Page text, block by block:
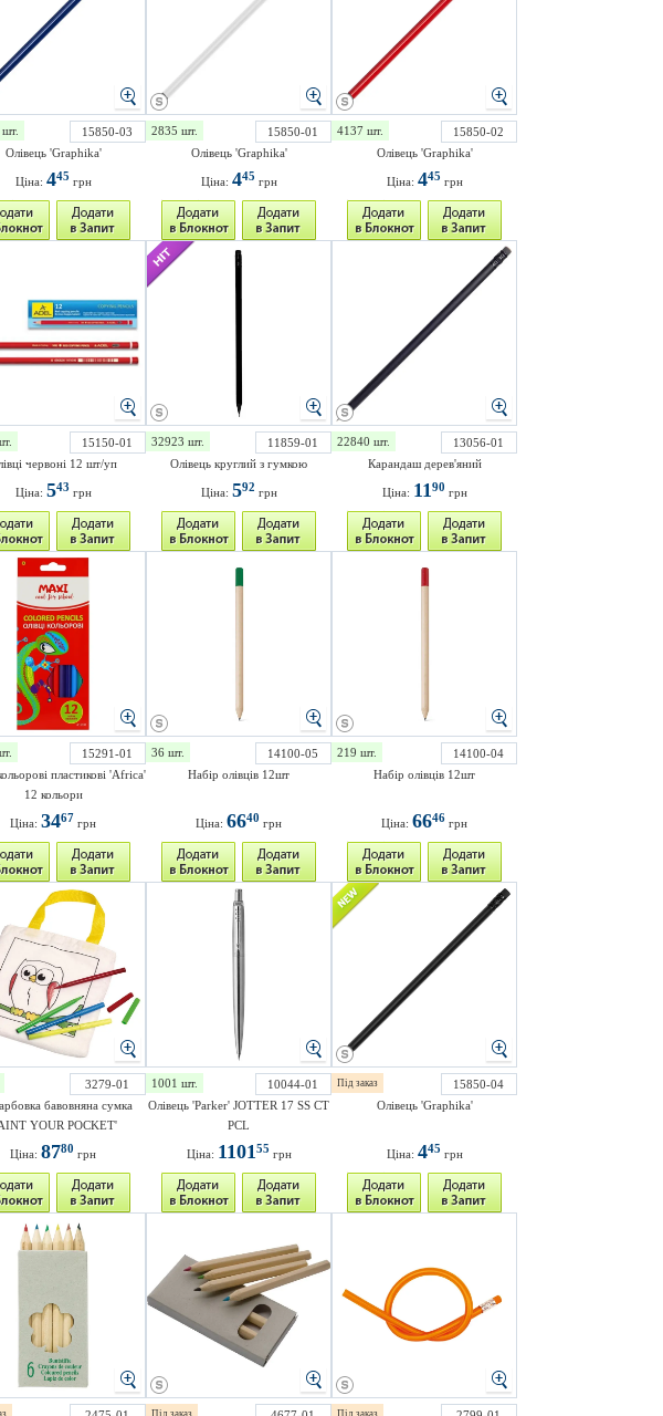
15850-03
Олівець 'Graphika'
Ціна: 445 грн
2835 шт.
15850-01
Олівець 'Graphika'
Ціна: 445 грн
4137 шт.
15850-02
Олівець 'Graphika'
Ціна: 445 грн
15150-01
червоні 12 шт/уп
Ціна: 543 грн
32923 шт.
11859-01
Олівець круглий з гумкою
Ціна: 592 грн
22840 шт.
13056-01
Карандаш дерев'яний
Ціна: 1190 грн
15291-01
пластикові 'Africa'
12 кольори
Ціна: 3467 грн
36 шт.
14100-05
Набір олівців 12шт
Ціна: 6640 грн
219 шт.
14100-04
Набір олівців 12шт
Ціна: 6646 грн
3279-01
бавовняна сумка
YOUR POCKET'
Ціна: 8780 грн
1001 шт.
10044-01
Олівець 'Parker' JOTTER 17 SS CT
PCL
Ціна: 110155 грн
Під заказ
15850-04
Олівець 'Graphika'
Ціна: 445 грн
Під заказ Під заказ